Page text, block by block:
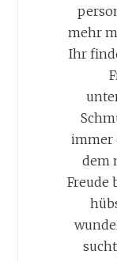
mehr
Ihr
immer
dem
Freude